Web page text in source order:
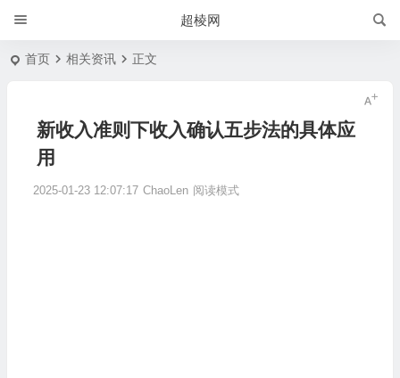
超棱网
首页 相关资讯 正文
新收入准则下收入确认五步法的具体应
用
2025-01-23 12:07:17 ChaoLen 阅读模式